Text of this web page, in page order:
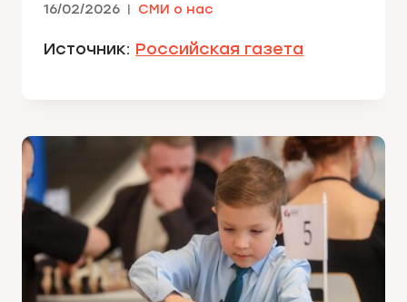
16/02/2026 СМИ о нас
Источник: Российская газета